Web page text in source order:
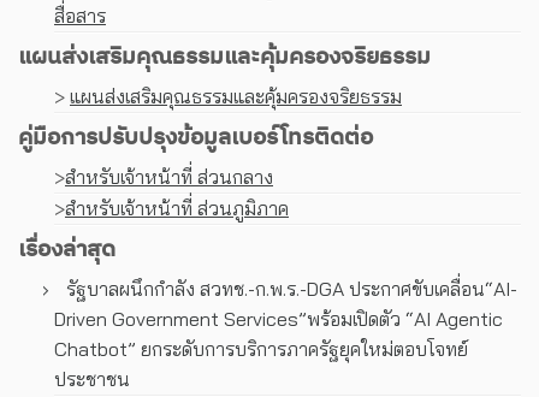
สื่อสาร
แผนส่งเสริมคุณธรรมและคุ้มครองจริยธรรม
> แผนส่งเสริมคุณธรรมและคุ้มครองจริยธรรม
คู่มือการปรับปรุงข้อมูลเบอร์โทรติดต่อ
>สำหรับเจ้าหน้าที่ ส่วนกลาง
>สำหรับเจ้าหน้าที่ ส่วนภูมิภาค
เรื่องล่าสุด
รัฐบาลผนึกกำลัง สวทช.-ก.พ.ร.-DGA ประกาศขับเคลื่อน“AI-
Driven Government Services”พร้อมเปิดตัว “AI Agentic
Chatbot” ยกระดับการบริการภาครัฐยุคใหม่ตอบโจทย์
ประชาชน